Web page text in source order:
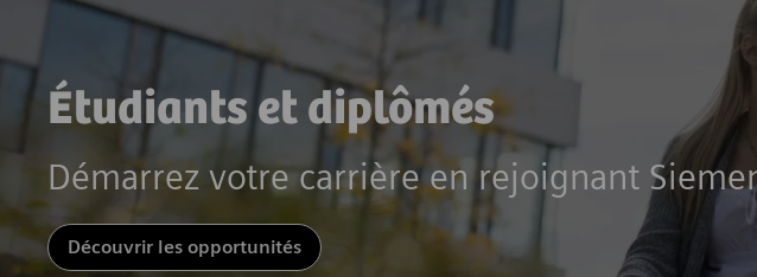
Étudiants et diplômés
Démarrez votre carrière en rejoignant
Découvrir les opportunités